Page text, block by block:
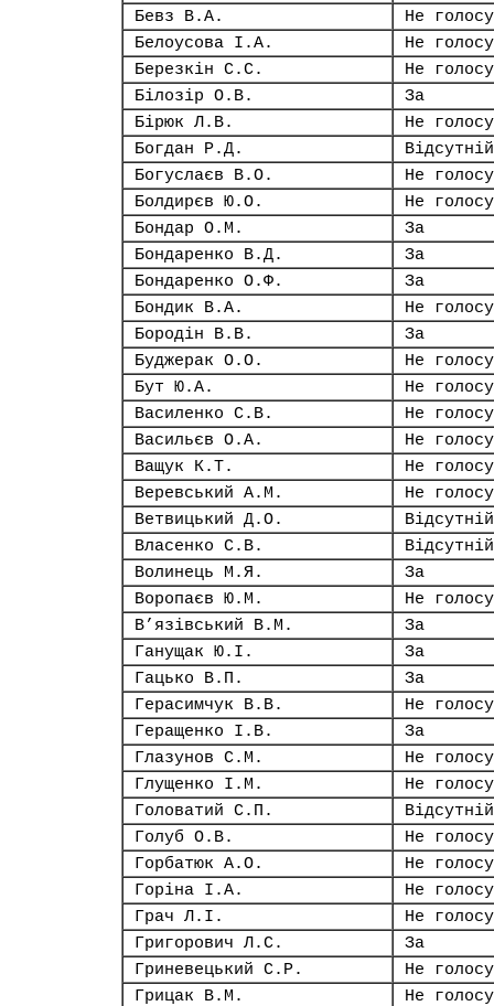
Бевз В.А.
Не
Белоусова І.А.
Не
Березкін С.С.
Не
Білозір О.В.
За
Бірюк Л.В.
Не
Богдан Р.Д.
Відсутній
Богуслаєв В.О.
Не
Болдирєв Ю.О.
Не
Бондар О.М.
За
Бондаренко В.Д.
За
Бондаренко О.Ф.
За
Бондик В.А.
Не
Бородін В.В.
За
Буджерак О.О.
Не
Бут Ю.А.
Не
Василенко С.В.
Не
Васильєв О.А.
Не
Ващук К.Т.
Не
Веревський А.М.
Не
Ветвицький Д.О.
Відсутній
Власенко С.В.
Відсутній
Волинець М.Я.
За
Воропаєв Ю.М.
Не
В’язівський В.М.
За
Ганущак Ю.І.
За
Гацько В.П.
За
Герасимчук В.В.
Не
Геращенко І.В.
За
Глазунов С.М.
Не
Глущенко І.М.
Не
Головатий С.П.
Відсутній
Голуб О.В.
Не
Горбатюк А.О.
Не
Горіна І.А.
Не
Грач Л.І.
Не
Григорович Л.С.
За
Гриневецький С.Р.
Не
Грицак В.М.
Не